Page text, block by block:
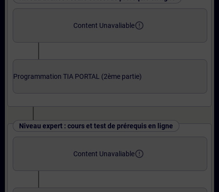
Content Unavaliableerror_outline
Programmation TIA PORTAL (2ème partie)
Niveau expert : cours et test de prérequis en ligne
Content Unavaliableerror_outline